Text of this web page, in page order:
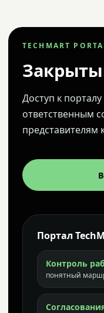
TECHMART
Доступ к
ответственным
представителям
Портал
Контроль
понятный